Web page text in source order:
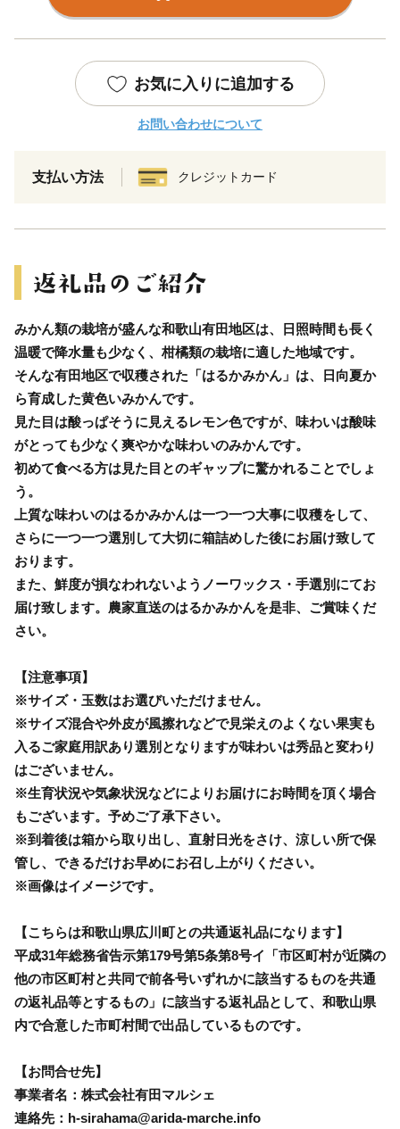
お気に入りに追加する
お問い合わせについて
支払い方法 クレジットカード
みかん類の栽培が盛んな和歌山有田地区は、日照時間も長く
温暖で降水量も少なく、柑橘類の栽培に適した地域です。
そんな有田地区で収穫された「はるかみかん」は、日向夏か
ら育成した黄色いみかんです。
見た目は酸っぱそうに見えるレモン色ですが、味わいは酸味
がとっても少なく爽やかな味わいのみかんです。
初めて食べる方は見た目とのギャップに驚かれることでしょ
う。
上質な味わいのはるかみかんは一つ一つ大事に収穫をして、
さらに一つ一つ選別して大切に箱詰めした後にお届け致して
おります。
また、鮮度が損なわれないようノーワックス・手選別にてお
届け致します。農家直送のはるかみかんを是非、ご賞味くだ
さい。
【注意事項】
※サイズ・玉数はお選びいただけません。
※サイズ混合や外皮が風擦れなどで見栄えのよくない果実も
入るご家庭用訳あり選別となりますが味わいは秀品と変わり
はございません。
※生育状況や気象状況などによりお届けにお時間を頂く場合
もございます。予めご了承下さい。
※到着後は箱から取り出し、直射日光をさけ、涼しい所で保
管し、できるだけお早めにお召し上がりください。
※画像はイメージです。
【こちらは和歌山県広川町との共通返礼品になります】
平成31年総務省告示第179号第5条第8号イ「市区町村が近隣の
他の市区町村と共同で前各号いずれかに該当するものを共通
の返礼品等とするもの」に該当する返礼品として、和歌山県
内で合意した市町村間で出品しているものです。
【お問合せ先】
事業者名：株式会社有田マルシェ
連絡先：h-sirahama@arida-marche.info